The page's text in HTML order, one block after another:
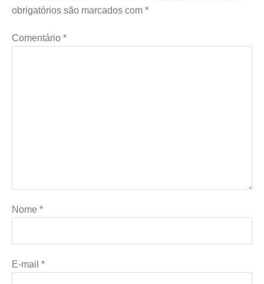
obrigatórios são marcados com *
Comentário *
Nome *
E-mail *